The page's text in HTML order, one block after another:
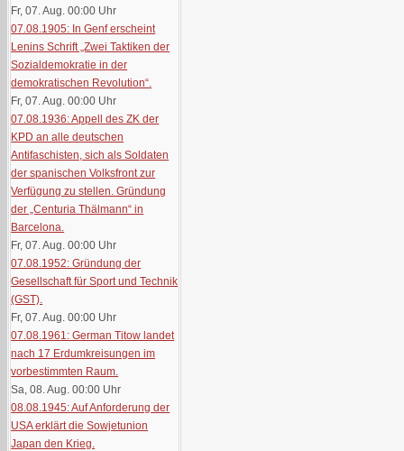
Fr, 07. Aug. 00:00 Uhr
07.08.1905: In Genf erscheint
Lenins Schrift „Zwei Taktiken der
Sozialdemokratie in der
demokratischen Revolution“.
Fr, 07. Aug. 00:00 Uhr
07.08.1936: Appell des ZK der
KPD an alle deutschen
Antifaschisten, sich als Soldaten
der spanischen Volksfront zur
Verfügung zu stellen. Gründung
der „Centuria Thälmann“ in
Barcelona.
Fr, 07. Aug. 00:00 Uhr
07.08.1952: Gründung der
Gesellschaft für Sport und Technik
(GST).
Fr, 07. Aug. 00:00 Uhr
07.08.1961: German Titow landet
nach 17 Erdumkreisungen im
vorbestimmten Raum.
Sa, 08. Aug. 00:00 Uhr
08.08.1945: Auf Anforderung der
USA erklärt die Sowjetunion
Japan den Krieg.